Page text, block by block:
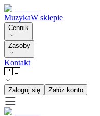
MuzykaW sklepie
Cennik
Zasoby
Kontakt
🇵🇱
Zaloguj się Załóż konto